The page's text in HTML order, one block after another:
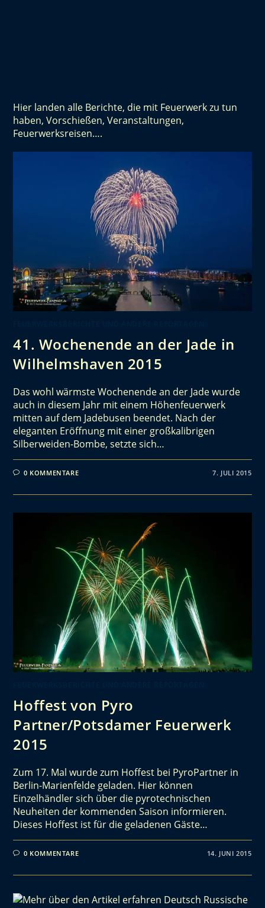
Hier landen alle Berichte, die mit Feuerwerk zu tun
haben, Vorschießen, Veranstaltungen,
Feuerwerksreisen….
41. Wochenende an der Jade in
Wilhelmshaven 2015
Das wohl wärmste Wochenende an der Jade wurde
auch in diesem Jahr mit einem Höhenfeuerwerk
mitten auf dem Jadebusen beendet. Nach der
eleganten Eröffnung mit einer großkalibrigen
Silberweiden-Bombe, setzte sich…
0 KOMMENTARE 7. JULI 2015
Hoffest von Pyro
Partner/Potsdamer Feuerwerk
2015
Zum 17. Mal wurde zum Hoffest bei PyroPartner in
Berlin-Marienfelde geladen. Hier können
Einzelhändler sich über die pyrotechnischen
Neuheiten der kommenden Saison informieren.
Dieses Hoffest ist für die geladenen Gäste…
0 KOMMENTARE 14. JUNI 2015